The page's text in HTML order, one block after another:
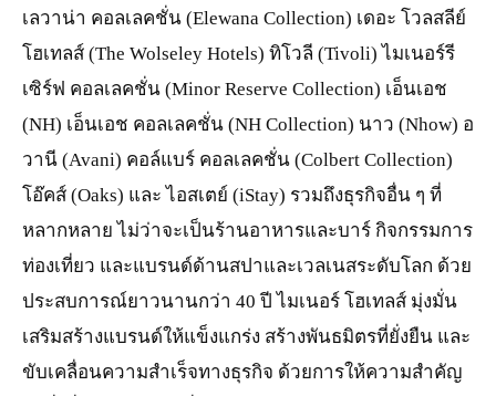
เลวาน่า คอลเลคชั่น (Elewana Collection) เดอะ โวลสลีย์
โฮเทลส์ (The Wolseley Hotels) ทิโวลี (Tivoli) ไมเนอร์รี
เซิร์ฟ คอลเลคชั่น (Minor Reserve Collection) เอ็นเอช
(NH) เอ็นเอช คอลเลคชั่น (NH Collection) นาว (Nhow) อ
วานี (Avani) คอล์แบร์ คอลเลคชั่น (Colbert Collection)
โอ๊คส์ (Oaks) และ ไอสเตย์ (iStay) รวมถึงธุรกิจอื่น ๆ ที่
หลากหลาย ไม่ว่าจะเป็นร้านอาหารและบาร์ กิจกรรมการ
ท่องเที่ยว และแบรนด์ด้านสปาและเวลเนสระดับโลก ด้วย
ประสบการณ์ยาวนานกว่า 40 ปี ไมเนอร์ โฮเทลส์ มุ่งมั่น
เสริมสร้างแบรนด์ให้แข็งแกร่ง สร้างพันธมิตรที่ยั่งยืน และ
ขับเคลื่อนความสำเร็จทางธุรกิจ ด้วยการให้ความสำคัญ